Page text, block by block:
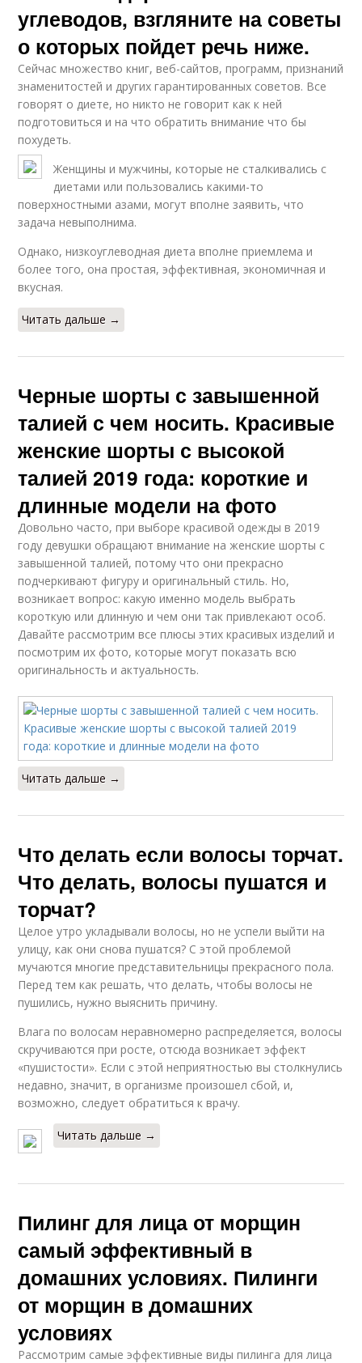
углеводов, взгляните на советы
о которых пойдет речь ниже.
Сейчас множество книг, веб-сайтов, программ, признаний
знаменитостей и других гарантированных советов. Все
говорят о диете, но никто не говорит как к ней
подготовиться и на что обратить внимание что бы
похудеть.
Женщины и мужчины, которые не сталкивались с
диетами или пользовались какими-то
поверхностными азами, могут вполне заявить, что
задача невыполнима.
Однако, низкоуглеводная диета вполне приемлема и
более того, она простая, эффективная, экономичная и
вкусная.
Читать дальше →
Черные шорты с завышенной
талией с чем носить. Красивые
женские шорты с высокой
талией 2019 года: короткие и
длинные модели на фото
Довольно часто, при выборе красивой одежды в 2019
году девушки обращают внимание на женские шорты с
завышенной талией, потому что они прекрасно
подчеркивают фигуру и оригинальный стиль. Но,
возникает вопрос: какую именно модель выбрать
короткую или длинную и чем они так привлекают особ.
Давайте рассмотрим все плюсы этих красивых изделий и
посмотрим их фото, которые могут показать всю
оригинальность и актуальность.
Читать дальше →
Что делать если волосы торчат.
Что делать, волосы пушатся и
торчат?
Целое утро укладывали волосы, но не успели выйти на
улицу, как они снова пушатся? С этой проблемой
мучаются многие представительницы прекрасного пола.
Перед тем как решать, что делать, чтобы волосы не
пушились, нужно выяснить причину.
Влага по волосам неравномерно распределяется, волосы
скручиваются при росте, отсюда возникает эффект
«пушистости». Если с этой неприятностью вы столкнулись
недавно, значит, в организме произошел сбой, и,
возможно, следует обратиться к врачу.
Читать дальше →
Пилинг для лица от морщин
самый эффективный в
домашних условиях. Пилинги
от морщин в домашних
условиях
Рассмотрим самые эффективные виды пилинга для лица